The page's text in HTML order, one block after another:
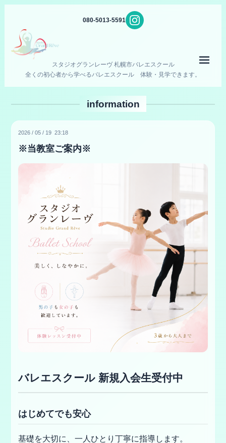
080-5013-5591
スタジオグランレーヴ 札幌市バレエスクール
全くの初心者から学べるバレエスクール 体験・見学できます。
information
2026 /05 / 19 23:18
※当教室ご案内※
バレエスクール 新規入会生受付中
はじめてでも安心
基礎を大切に、一人ひとり丁寧に指導します。